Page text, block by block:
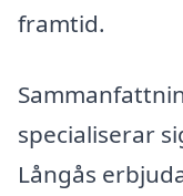
framtid.
specialiserar
Långås